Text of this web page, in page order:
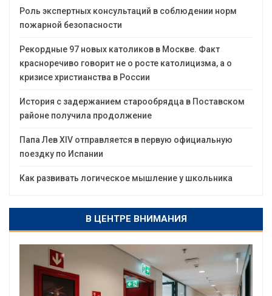
Роль экспертных консультаций в соблюдении норм
пожарной безопасности
Рекордные 97 новых католиков в Москве. Факт
красноречиво говорит не о росте католицизма, а о
кризисе христианства в России
История с задержанием старообрядца в Поставском
районе получила продолжение
Папа Лев XIV отправляется в первую официальную
поездку по Испании
Как развивать логическое мышление у школьника
В ЦЕНТРЕ ВНИМАНИЯ